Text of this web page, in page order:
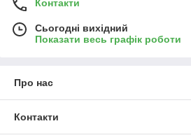
Контакти
Сьогодні вихідний
Показати весь графік роботи
Про нас
Контакти